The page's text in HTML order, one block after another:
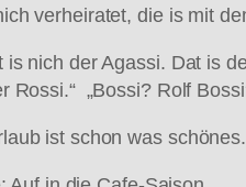
verheiratet, die is mit
is nich der Agassi. Dat is
Rossi.“ „Bossi? Rolf
ist schon was schönes.